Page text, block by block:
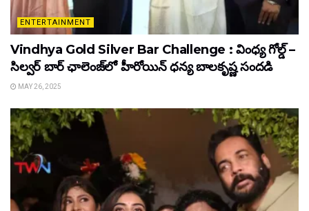
ENTERTAINMENT
Vindhya Gold Silver Bar Challenge : వింధ్య గోల్డ్ –
సిల్వర్ బార్ ఛాలెంజ్‌లో హీరోయిన్ ధ‌న్య బాల‌కృష్ణ‌ సందడి
MAY 26, 2025